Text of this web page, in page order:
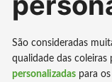
São consideradas
qualidade das coleiras
personalizadas para